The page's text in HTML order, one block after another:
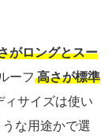
がロングとスー
ーフ 高さが標準
ィサイズは使い
な用途かで選